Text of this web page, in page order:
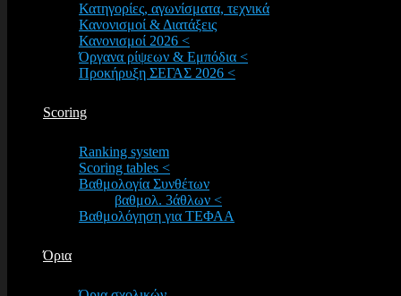
Κατηγορίες, αγωνίσματα, τεχνικά
Κανονισμοί & Διατάξεις
Κανονισμοί 2026 <
Όργανα ρίψεων & Εμπόδια <
Προκήρυξη ΣΕΓΑΣ 2026 <
Scoring
Ranking system
Scoring tables <
Βαθμολογία Συνθέτων
βαθμολ. 3άθλων <
Βαθμολόγηση για ΤΕΦΑΑ
Όρια